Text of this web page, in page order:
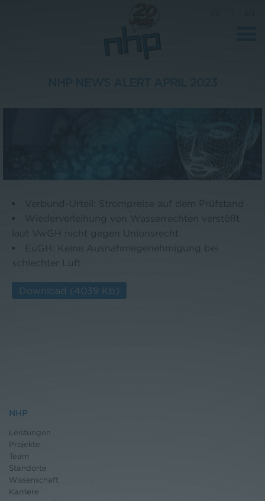
Kontakt
Verbund-Urteil: Strompreise auf dem Prüfstand
Wiederverleihung von Wasserrechten verstößt
laut VwGH nicht gegen Unionsrecht
EuGH: Keine Ausnahmegenehmigung bei
schlechter Luft
Download (4039 Kb)
NHP
Leistungen
Projekte
Team
Standorte
Wissenschaft
Karriere